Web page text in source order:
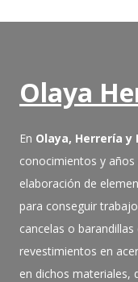
Olaya
En Olaya, Herrería y
conocimientos y
elaboración de
para conseguir
cancelas o
revestimientos en
en dichos materiales,